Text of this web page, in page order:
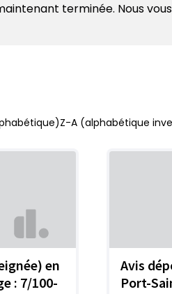
terminée. Nous
Z-A (alphabétique
en
: 7/100-
Avis
Port-